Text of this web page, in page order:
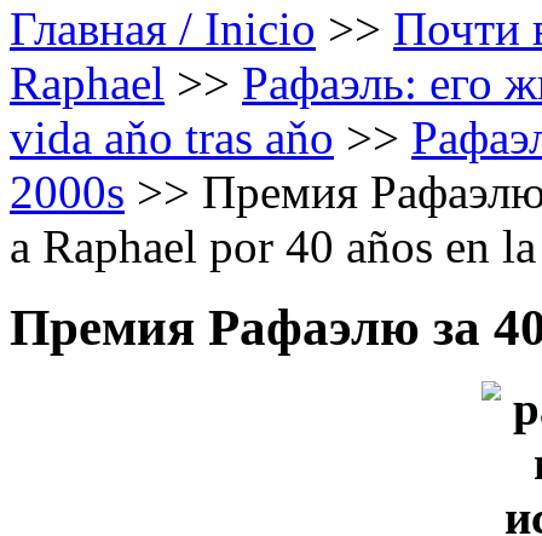
Главная / Inicio >> Почти
Raphael >> Рафаэль: его
vida aňo tras aňo >>
2000s >> Премия
a Raphael por 40 años en
Премия Рафаэлю за